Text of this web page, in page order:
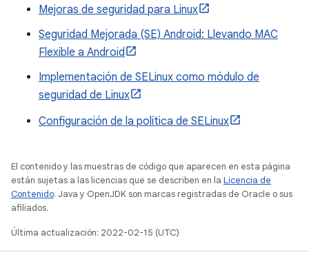
Mejoras de seguridad para Linux
Seguridad Mejorada (SE) Android: Llevando MAC
Flexible a Android
Implementación de SELinux como módulo de
seguridad de Linux
Configuración de la política de SELinux
El contenido y las muestras de código que aparecen en esta página
están sujetas a las licencias que se describen en la Licencia de
Contenido. Java y OpenJDK son marcas registradas de Oracle o sus
afiliados.
Última actualización: 2022-02-15 (UTC)